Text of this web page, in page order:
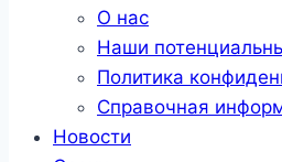
О нас
Наши
Политика
Справочная
Новости